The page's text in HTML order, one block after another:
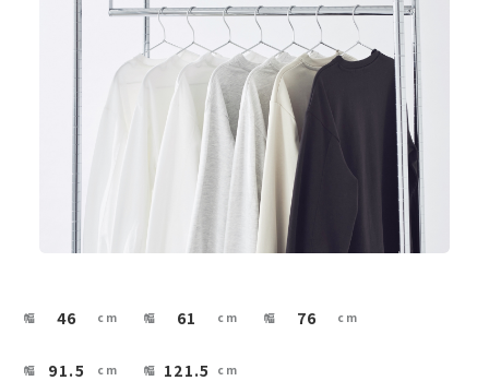
46 61 76
91.5 121.5